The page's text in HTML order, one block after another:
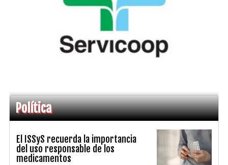
Política
El ISSyS recuerda la importancia
del uso responsable de los
medicamentos